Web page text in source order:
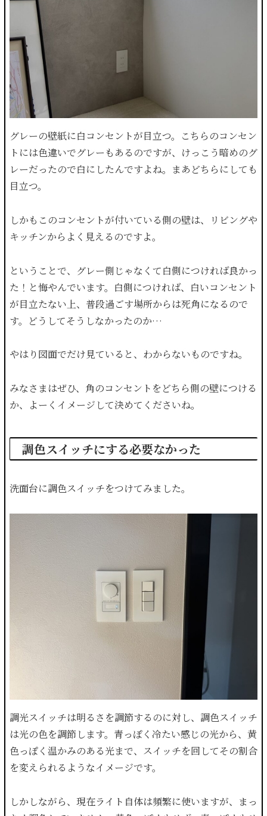
グレーの壁紙に白コンセントが目立つ。こちらのコンセン
トには色違いでグレーもあるのですが、けっこう暗めのグ
レーだったので白にしたんですよね。まあどちらにしても
目立つ。
しかもこのコンセントが付いている側の壁は、リビングや
キッチンからよく見えるのですよ。
ということで、グレー側じゃなくて白側につければ良かっ
た！と悔やんでいます。白側につければ、白いコンセント
が目立たない上、普段過ごす場所からは死角になるので
す。どうしてそうしなかったのか…
やはり図面でだけ見ていると、わからないものですね。
みなさまはぜひ、角のコンセントをどちら側の壁につける
か、よーくイメージして決めてくださいね。
調色スイッチにする必要なかった
洗面台に調色スイッチをつけてみました。
調光スイッチは明るさを調節するのに対し、調色スイッチ
は光の色を調節します。青っぽく冷たい感じの光から、黄
色っぽく温かみのある光まで、スイッチを回してその割合
を変えられるようなイメージです。
しかしながら、現在ライト自体は頻繁に使いますが、まっ